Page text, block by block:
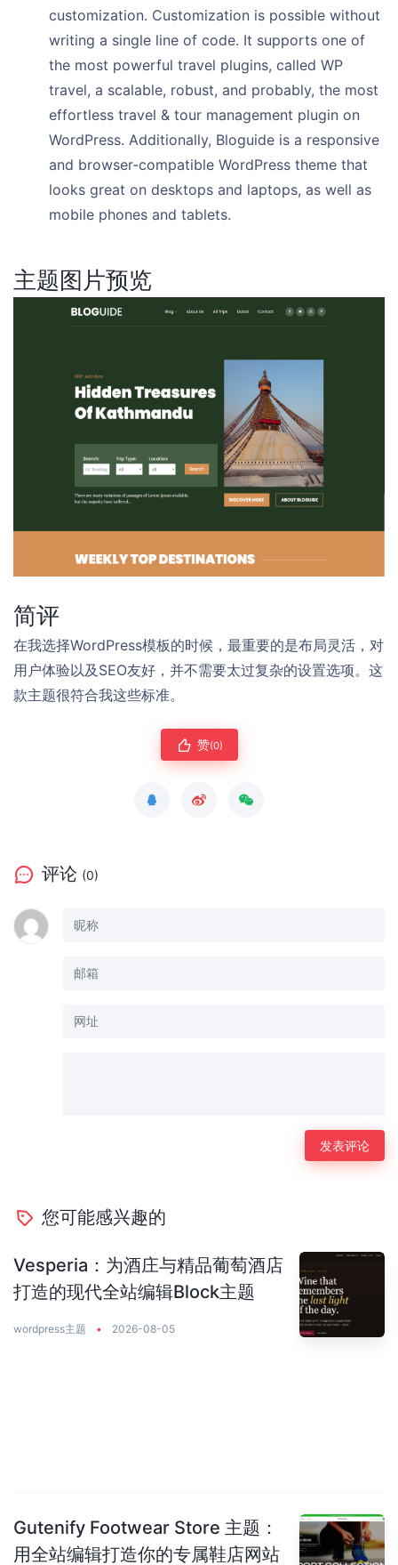
customization. Customization is possible without
writing a single line of code. It supports one of
the most powerful travel plugins, called WP
travel, a scalable, robust, and probably, the most
effortless travel & tour management plugin on
WordPress. Additionally, Bloguide is a responsive
and browser-compatible WordPress theme that
looks great on desktops and laptops, as well as
mobile phones and tablets.
主题图片预览
简评
在我选择WordPress模板的时候，最重要的是布局灵活，对
用户体验以及SEO友好，并不需要太过复杂的设置选项。这
款主题很符合我这些标准。
赞(0)
评论 (0)
您可能感兴趣的
Vesperia：为酒庄与精品葡萄酒店
打造的现代全站编辑Block主题
wordpress主题 • 2026-08-05
Gutenify Footwear Store 主题：
用全站编辑打造你的专属鞋店网站